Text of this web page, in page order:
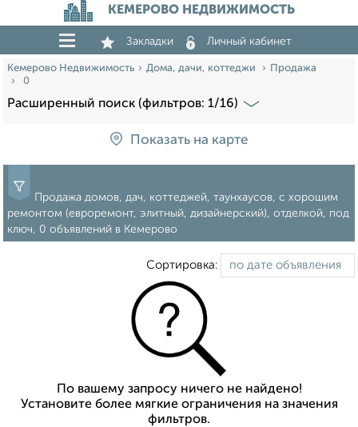
КЕМЕРОВО НЕДВИЖИМОСТЬ
Закладки Личный кабинет
Кемерово Недвижимость Дома, дачи, коттеджи
Продажа
0
Расширенный поиск (фильтров: 1/16)
Показать на карте
Продажа домов, дач, коттеджей, таунхаусов, с хорошим
ремонтом (евроремонт, элитный, дизайнерский), отделкой, под
ключ, 0 объявлений в Кемерово
Сортировка:
По вашему запросу ничего не найдено!
Установите более мягкие ограничения на значения
фильтров.